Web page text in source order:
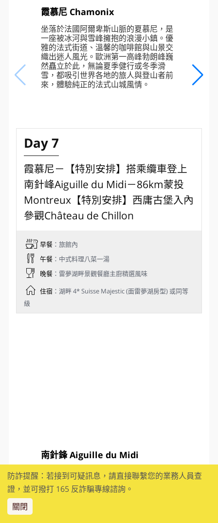
全長 23 公里的阿萊奇冰川，從艾格
峰、僧侶峰與少女峰一路延伸至瓦萊州
山谷，壯麗冰原氣勢非凡。其超凡脫俗
的冰川景觀於 2001 年被列入聯合國教
科文組織世界遺產名錄。特別安排搭乘
纜車登上冰川天堂觀景台，飽覽壯闊冰
河全景。
坐落於法國阿爾卑斯山脈的夏慕尼，是
雅的法式街道、溫馨的咖啡館與山景交
織出迷人風光。歐洲第一高峰勃朗峰巍
然矗立於此，無論夏季健行或冬季滑
雪，都吸引世界各地的旅人與登山者前
來，體驗純正的法式山城風情。
Day 7
霞慕尼－【特別安排】搭乘纜車登上
南針峰Aiguille du Midi－86km蒙投
Montreux【特別安排】西庸古堡入內
參觀Château de Chillon
防詐提醒：若接到可疑訊息，請直接聯繫您的業務人員查
證，並可撥打 165 反詐騙專線諮詢。
關閉